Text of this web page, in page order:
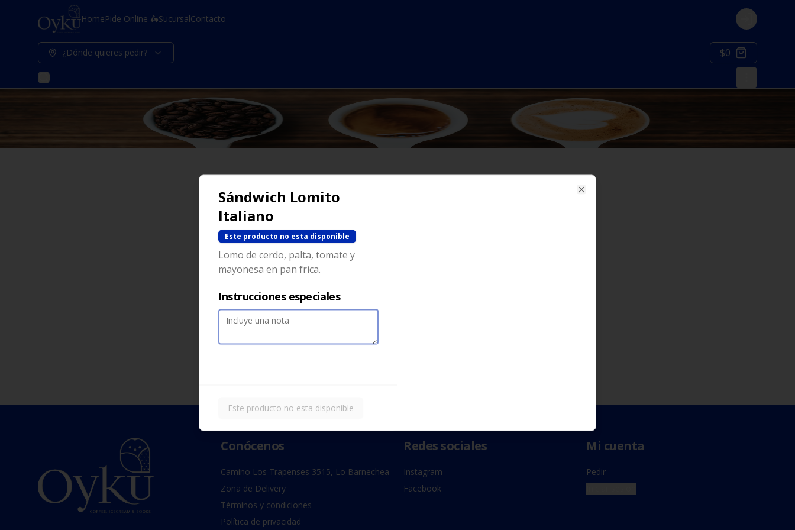
HomePide Online 🛵SucursalContacto Login
¿Dónde quieres pedir? $0
No hay productos en el menú
Conócenos
Camino Los Trapenses 3515, Lo Barnechea
Zona de Delivery
Términos y condiciones
Política de privacidad
Redes sociales
Instagram
Facebook
Mi cuenta
Pedir
Sándwich Lomito
Italiano
Este producto no esta disponible
Lomo de cerdo, palta, tomate y
mayonesa en pan frica.
Instrucciones especiales
Este producto no esta disponible